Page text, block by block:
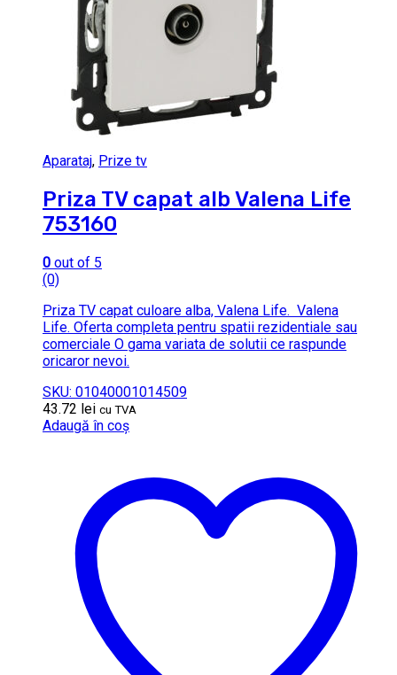
Aparataj, Prize tv
Priza TV capat alb Valena Life
753160
0 out of 5
(0)
Priza TV capat culoare alba, Valena Life. Valena
Life. Oferta completa pentru spatii rezidentiale sau
comerciale O gama variata de solutii ce raspunde
oricaror nevoi.
SKU: 01040001014509
43.72 lei cu TVA
Adaugă în coș